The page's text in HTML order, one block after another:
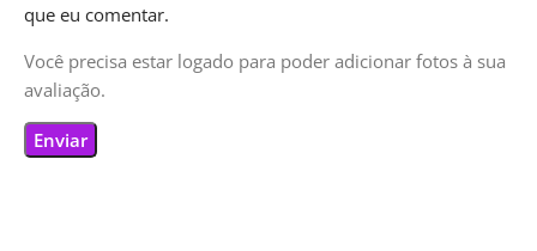
que eu comentar.
Você precisa estar logado para poder adicionar fotos à sua
avaliação.